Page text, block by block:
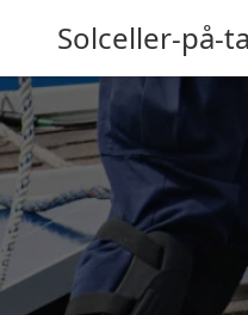
Solceller-på-